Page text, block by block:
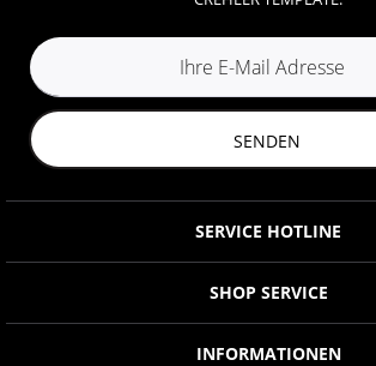
SENDEN
SERVICE HOTLINE
SHOP SERVICE
INFORMATIONEN